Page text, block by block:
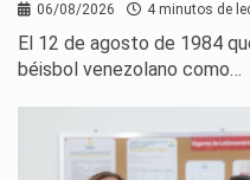
06/08/2026 4 minutos de
El 12 de agosto de 1984
béisbol venezolano como…